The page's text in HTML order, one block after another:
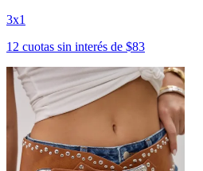
3x1
12 cuotas sin interés de $83